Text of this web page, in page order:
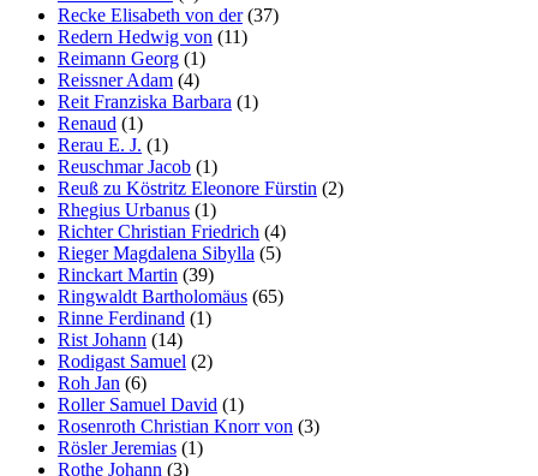
Recke Elisabeth von der(37)
Redern Hedwig von (11)
Reimann Georg (1)
Reissner Adam (4)
Reit Franziska Barbara (1)
Renaud (1)
Rerau E. J. (1)
Reuschmar Jacob (1)
Reuß zu Köstritz Eleonore Fürstin (2)
Rhegius Urbanus (1)
Richter Christian Friedrich (4)
Rieger Magdalena Sibylla (5)
Rinckart Martin (39)
Ringwaldt Bartholomäus (65)
Rinne Ferdinand (1)
Rist Johann (14)
Rodigast Samuel (2)
Roh Jan (6)
Roller Samuel David (1)
Rosenroth Christian Knorr von (3)
Rösler Jeremias (1)
Rothe Johann (3)